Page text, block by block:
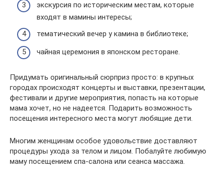
экскурсия по историческим местам, которые
входят в мамины интересы;
тематический вечер у камина в библиотеке;
чайная церемония в японском ресторане.
Придумать оригинальный сюрприз просто: в крупных
городах происходят концерты и выставки, презентации,
фестивали и другие мероприятия, попасть на которые
мама хочет, но не надеется. Подарить возможность
посещения интересного места могут любящие дети.
Многим женщинам особое удовольствие доставляют
процедуры ухода за телом и лицом. Побалуйте любимую
маму посещением спа-салона или сеанса массажа.